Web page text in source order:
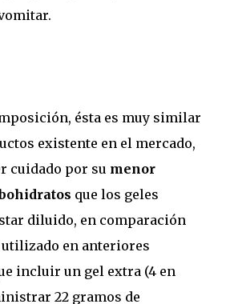
ésta es muy similar
existente en el mercado,
cuidado por su menor
que los geles
diluido, en comparación
utilizado en anteriores
incluir un gel extra (4 en
22 gramos de